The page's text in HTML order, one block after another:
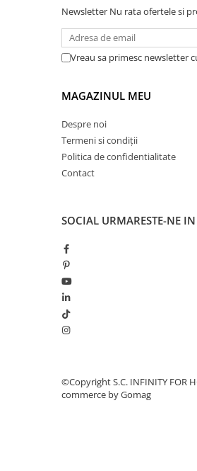
Newsletter Nu rata ofertele si
Vreau sa primesc newsletter
MAGAZINUL MEU
Despre noi
Termeni si condiții
Politica de confidentialitate
Contact
SOCIAL URMARESTE-NE
©Copyright S.C. INFINITY FOR
commerce by Gomag